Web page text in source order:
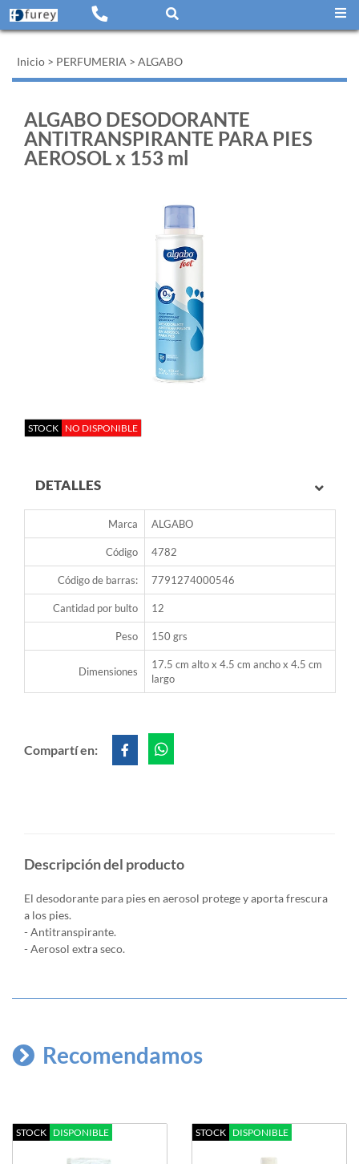
Inicio > PERFUMERIA > ALGABO
ALGABO DESODORANTE
ANTITRANSPIRANTE PARA PIES
AEROSOL x 153 ml
STOCK NO DISPONIBLE
DETALLES
Marca ALGABO
Código 4782
Código de barras: 7791274000546
Cantidad por bulto 12
Peso 150 grs
Dimensiones
17.5 cm alto x 4.5 cm ancho x 4.5 cm
largo
Compartí en:
Descripción del producto
El desodorante para pies en aerosol protege y aporta frescura
a los pies.
- Antitranspirante.
- Aerosol extra seco.
Recomendamos
STOCK DISPONIBLE STOCK DISPONIBLE